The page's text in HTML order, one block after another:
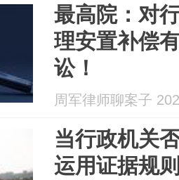
最高院：对
理安置补偿
讼！
周军律师聊案子
当行政机关
运用证据规